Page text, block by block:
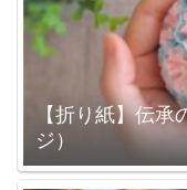
【折り紙】伝
ジ）